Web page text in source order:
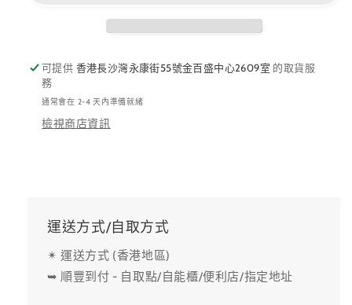
可提供 香港長沙灣永康街55號金百盛中心2609室 的取貨服
務
通常會在 2-4 天內準備就緒
檢視商店資訊
運送方式/自取方式
✴ 運送方式 (香港地區)
➥ 順豐到付 - 自取點/自能櫃/便利店/指定地址